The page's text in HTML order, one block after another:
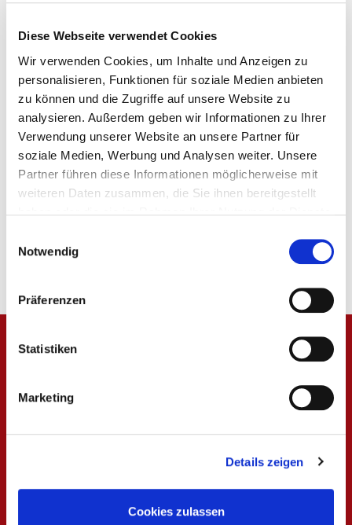
Diese Webseite verwendet Cookies
Wir verwenden Cookies, um Inhalte und Anzeigen zu
personalisieren, Funktionen für soziale Medien anbieten
zu können und die Zugriffe auf unsere Website zu
analysieren. Außerdem geben wir Informationen zu Ihrer
Verwendung unserer Website an unsere Partner für
soziale Medien, Werbung und Analysen weiter. Unsere
Partner führen diese Informationen möglicherweise mit
weiteren Daten zusammen, die Sie ihnen bereitgestellt
Notwendig
Präferenzen
Statistiken
Marketing
Details zeigen
Cookies zulassen
Verbraucherschlichtungsstelle teil.
Bild- und Designnachweise
Fotos von: Daniel Hirt
Webseitendesign von:
www.mueller-communication.de[/vc_column_text]
[/vc_column][/vc_row]